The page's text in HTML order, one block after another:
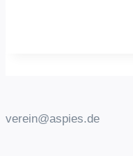
verein@aspies.de